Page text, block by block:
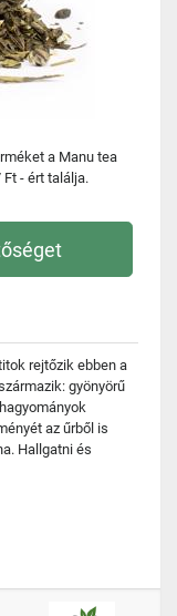
a Manu tea
- ért találja.
rejtőzik ebben a
gyönyörű
az űrből is
Hallgatni és